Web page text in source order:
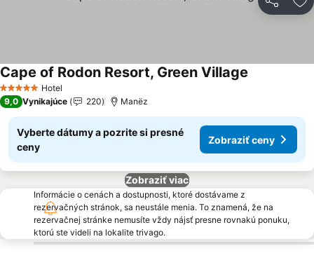
Zdieľať
5 Počet hviezdičiek
Hotel
Cape of Rodon Resort, Green Village
9,0 Vynikajúce 220 Manëz
Vyberte dátumy a pozrite si presné
ceny
Zobraziť ceny
Zobraziť viac
Informácie o cenách a dostupnosti, ktoré dostávame z
rezervačných stránok, sa neustále menia. To znamená, že na
rezervačnej stránke nemusíte vždy nájsť presne rovnakú ponuku,
ktorú ste videli na lokalite trivago.